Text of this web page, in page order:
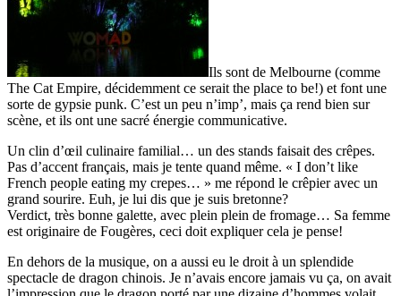
Ils sont de Melbourne (comme
The Cat Empire, décidemment ce serait the place to be!) et font une
sorte de gypsie punk. C’est un peu n’imp’, mais ça rend bien sur
scène, et ils ont une sacré énergie communicative.
Un clin d’œil culinaire familial… un des stands faisait des crêpes.
Pas d’accent français, mais je tente quand même. « I don’t like
French people eating my crepes… » me répond le crêpier avec un
grand sourire. Euh, je lui dis que je suis bretonne?
Verdict, très bonne galette, avec plein plein de fromage… Sa femme
est originaire de Fougères, ceci doit expliquer cela je pense!
En dehors de la musique, on a aussi eu le droit à un splendide
spectacle de dragon chinois. Je n’avais encore jamais vu ça, on avait